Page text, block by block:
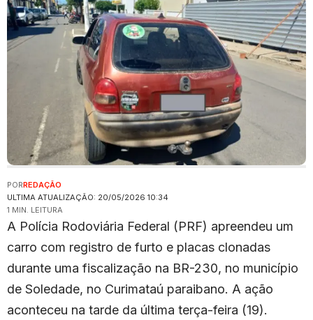
ULTIMA ATUALIZAÇÃO: 20/05/2026 10:34
PORREDAÇÃO
1 MIN. LEITURA
A Polícia Rodoviária Federal (PRF) apreendeu um
carro com registro de furto e placas clonadas
durante uma fiscalização na BR-230, no município
de Soledade, no Curimataú paraibano. A ação
aconteceu na tarde da última terça-feira (19).